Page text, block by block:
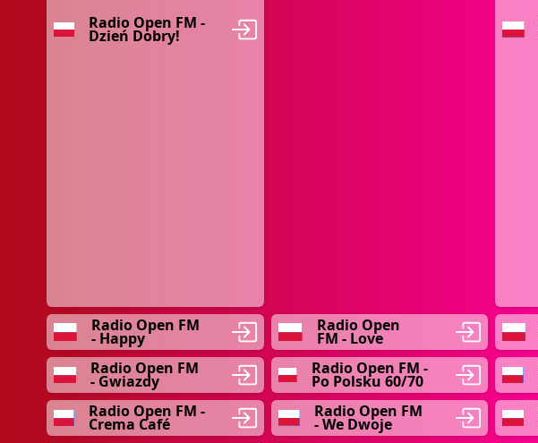
Radio Open FM -
Dzień Dobry!
Radio Open FM
- Happy
Radio Open
FM - Love
Radio Open FM
- Gwiazdy
Radio Open FM -
Po Polsku 60/70
Radio Open FM -
Crema Café
Radio Open FM
- We Dwoje